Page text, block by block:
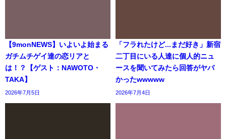
【9monNEWS】いよいよ始まる
ガチムチゲイ達の恋リアと
は！？【ゲスト：NAWOTO・
TAKA】
2026年7月5日
「フラれたけど...まだ好き」新宿
二丁目にいる人達に個人的ニュ
ースを聞いてみたら回答がヤバ
かったwwwww
2026年7月4日